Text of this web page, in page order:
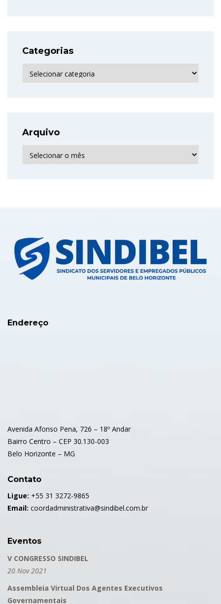
Categorias
Categorias
Arquivo
Arquivo
Endereço
Avenida Afonso Pena, 726 – 18º Andar
Bairro Centro – CEP 30.130-003
Belo Horizonte – MG
Contato
Ligue: +55 31 3272-9865
Email: coordadministrativa@sindibel.com.br
Eventos
V CONGRESSO SINDIBEL
20 Nov 2021
Assembleia Virtual Dos Agentes Executivos
Governamentais